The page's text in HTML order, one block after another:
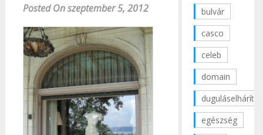
Posted On szeptember 5, 2012
bulvár
casco
celeb
domain
duguláselhárítás
egészség